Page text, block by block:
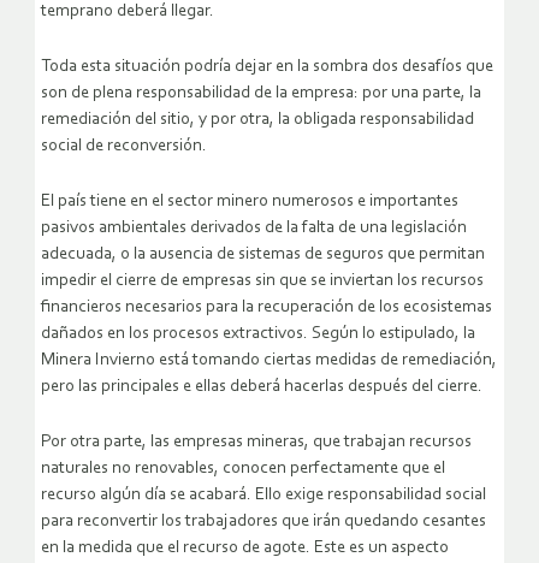
temprano deberá llegar.
Toda esta situación podría dejar en la sombra dos desafíos que
son de plena responsabilidad de la empresa: por una parte, la
remediación del sitio, y por otra, la obligada responsabilidad
social de reconversión.
El país tiene en el sector minero numerosos e importantes
pasivos ambientales derivados de la falta de una legislación
adecuada, o la ausencia de sistemas de seguros que permitan
impedir el cierre de empresas sin que se inviertan los recursos
financieros necesarios para la recuperación de los ecosistemas
dañados en los procesos extractivos. Según lo estipulado, la
Minera Invierno está tomando ciertas medidas de remediación,
pero las principales e ellas deberá hacerlas después del cierre.
Por otra parte, las empresas mineras, que trabajan recursos
naturales no renovables, conocen perfectamente que el
recurso algún día se acabará. Ello exige responsabilidad social
para reconvertir los trabajadores que irán quedando cesantes
en la medida que el recurso de agote. Este es un aspecto